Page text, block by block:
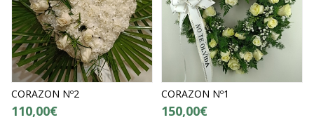
CORAZON Nº2
110,00€
CORAZON Nº1
150,00€